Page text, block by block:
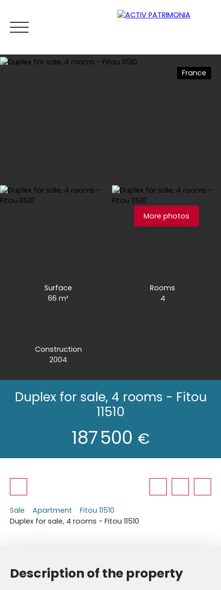
France
More photos
Surface
66m²
Rooms
4
Construction
2004
Duplex for sale, 4 rooms - Fitou
11510
187 500 €
Sale Apartment
Fitou 11510
Duplex for sale, 4 rooms - Fitou 11510
Description of the property